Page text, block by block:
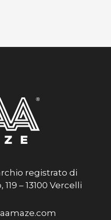
registrato di
– 13100 Vercelli